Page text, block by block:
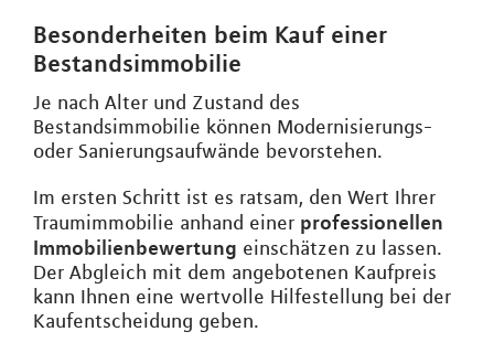
Besonderheiten beim Kauf einer
Bestandsimmobilie
Je nach Alter und Zustand des
Bestandsimmobilie können Modernisierungs-
oder Sanierungsaufwände bevorstehen.
Im ersten Schritt ist es ratsam, den Wert Ihrer
Traumimmobilie anhand einer professionellen
Immobilienbewertung einschätzen zu lassen.
Der Abgleich mit dem angebotenen Kaufpreis
kann Ihnen eine wertvolle Hilfestellung bei der
Kaufentscheidung geben.